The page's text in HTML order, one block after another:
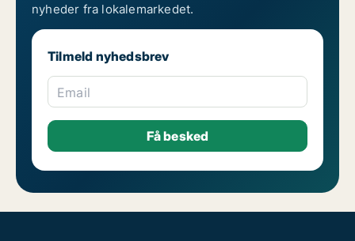
nyheder fra lokalemarkedet.
Tilmeld nyhedsbrev
Email